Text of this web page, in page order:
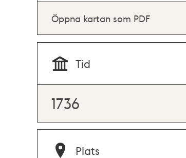
Öppna kartan som PDF
Tid
1736
Plats